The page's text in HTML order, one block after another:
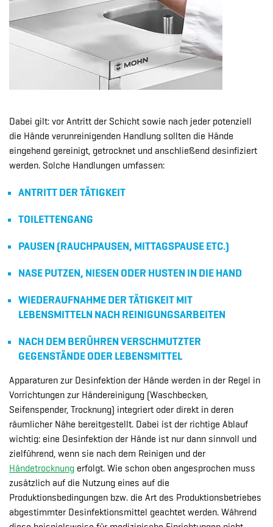
Dabei gilt: vor Antritt der Schicht sowie nach jeder potenziell
die Hände verunreinigenden Handlung sollten die Hände
eingehend gereinigt, getrocknet und anschließend desinfiziert
werden. Solche Handlungen umfassen:
ANTRITT DER TÄTIGKEIT
TOILETTENGANG
PAUSEN (RAUCHPAUSEN, MITTAGSPAUSE ETC.)
NASE PUTZEN, NIESEN ODER HUSTEN IN DIE HAND
WIEDERAUFNAHME DER TÄTIGKEIT MIT
LEBENSMITTELN NACH REINIGUNGSARBEITEN
NACH DEM BERÜHREN VERSCHMUTZTER
GEGENSTÄNDE ODER LEBENSMITTEL
Apparaturen zur Desinfektion der Hände werden in der Regel in
Vorrichtungen zur Händereinigung (Waschbecken,
Seifenspender, Trocknung) integriert oder direkt in deren
räumlicher Nähe bereitgestellt. Dabei ist der richtige Ablauf
wichtig: eine Desinfektion der Hände ist nur dann sinnvoll und
zielführend, wenn sie nach dem Reinigen und der
Händetrocknung erfolgt. Wie schon oben angesprochen muss
zusätzlich auf die Nutzung eines auf die
Produktionsbedingungen bzw. die Art des Produktionsbetriebes
abgestimmter Desinfektionsmittel geachtet werden. Während